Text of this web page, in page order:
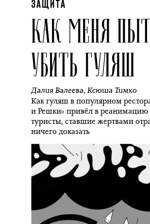
ЗАЩИТА
КАК МЕНЯ
УБИТЬ ГУЛЯШ
Далия Валеева,Ксюша Тимко
Как гуляш в популярном
и Решки» привёл в
туристы, ставшие жертвами
ничего доказать